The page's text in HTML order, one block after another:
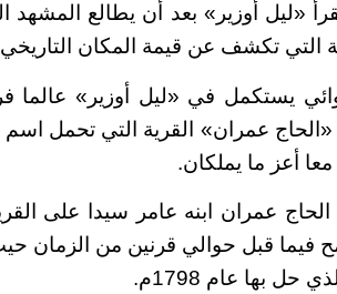
«ليل أوزير» بعد أن يطالع المشهد
التي تكشف عن قيمة المكان
يستكمل في «ليل أوزير» عالما
عمران» القرية التي تحمل اسم
معا أعز ما يملكان.
عمران ابنه عامر سيدا على
فيما قبل حوالي قرنين من الزمان
حل بها عام 1798م.